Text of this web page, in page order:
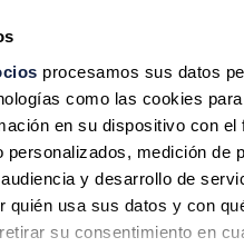
procesamos sus datos
como las cookies para
en su dispositivo con el
medición de
y desarrollo de
quién usa sus datos y con
su consentimiento en